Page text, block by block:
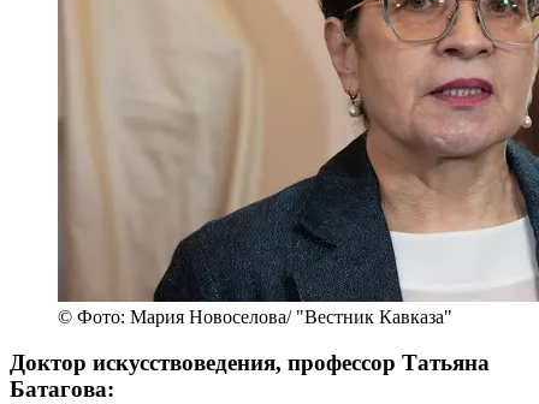
© Фото: Мария Новоселова/ "Вестник Кавказа"
Доктор искусствоведения, профессор Татьяна
Батагова: